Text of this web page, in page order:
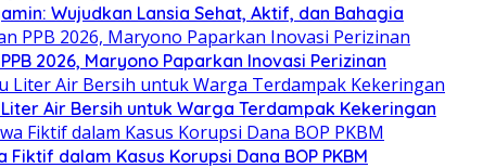
Wujudkan Lansia Sehat, Aktif, dan Bahagia
2026, Maryono Paparkan Inovasi Perizinan
Air Bersih untuk Warga Terdampak Kekeringan
dalam Kasus Korupsi Dana BOP PKBM